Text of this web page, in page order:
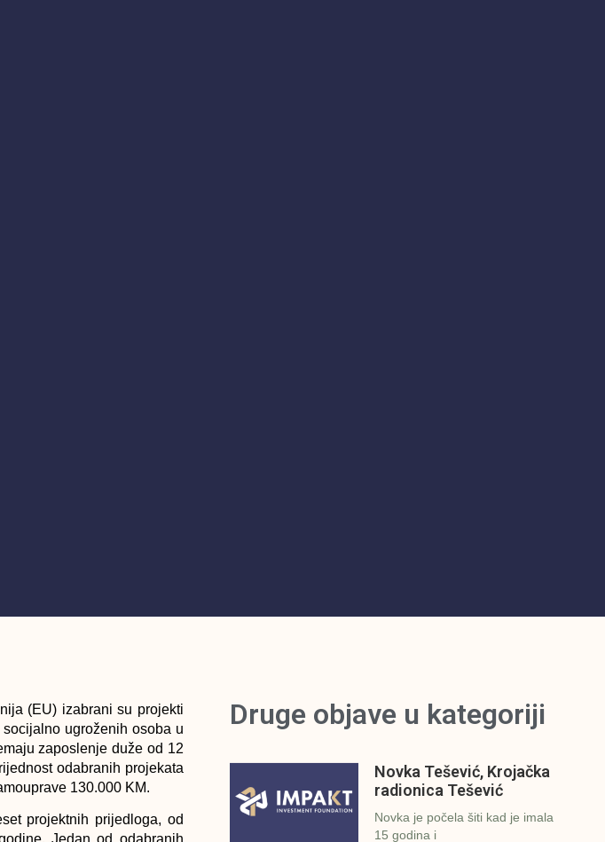
(EU) izabrani su projekti
socijalno ugroženih osoba u
zaposlenje duže od 12
odabranih projekata
130.000 KM.
projektnih prijedloga, od
Druge objave u kategoriji
Novka Tešević, Krojačka
radionica Tešević
Novka je počela šiti kad je imala
15 godina i